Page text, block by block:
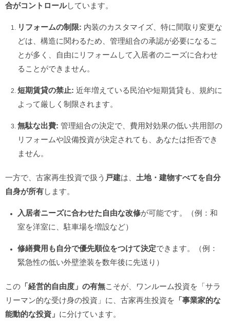
合がコントロールしています。
リフォームの制限: 内装のカスタマイズ、特に間取り変更な
どは、構造に関わるため、管理組合の承認が必要になるこ
とが多く、自由にリフォームして入居者のニーズに合わせ
ることができません。
短期賃貸の禁止: 近年増えている民泊や短期賃貸も、規約に
よって厳しく制限されます。
無駄な出費: 管理組合の決定で、費用対効果の低い共用部の
リフォームや設備投資が決定されても、あなたは拒否でき
ません。
一方で、古家再生投資で扱う 戸建は、 土地・建物すべてを自分
自身が所有します。
入居者ニーズに合わせた自由な改修が可能です。（例：和
室を洋室に、駐車場を増設など）
修繕費用も自分で優先順位をつけて決定できます。（例：
緊急性の低い外壁塗装を数年後に先送り）
この 「経営的自由度」の有無こそが、ワンルーム投資を「サラ
リーマン的な受け身の投資」に、古家再生投資を 「事業家的な
能動的な投資」 に分けています。